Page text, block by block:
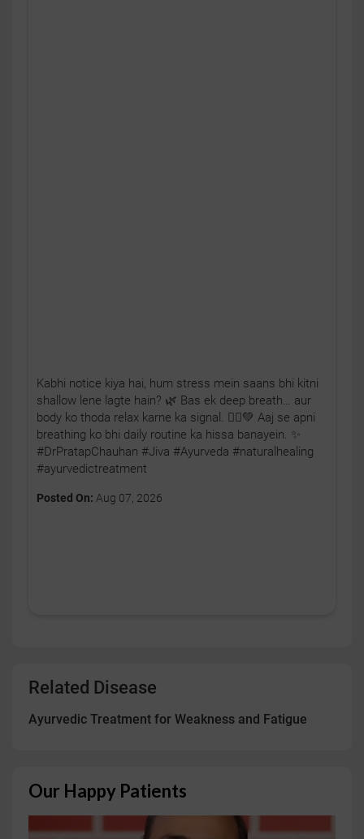
Kabhi notice kiya hai, hum stress mein saans bhi kitni
shallow lene lagte hain? 🌿 Bas ek deep breath… aur
body ko thoda relax karne ka signal. 🧘‍♂️💚 Aaj se apni
breathing ko bhi daily routine ka hissa banayein. ✨
#DrPratapChauhan #Jiva #Ayurveda #naturalhealing
#ayurvedictreatment
Posted On: Aug 07, 2026
Related Disease
Ayurvedic Treatment for Weakness and Fatigue
Our Happy Patients